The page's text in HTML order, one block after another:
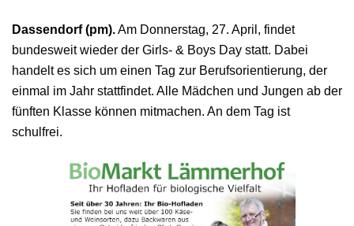
Dassendorf (pm).Am Donnerstag, 27. April, findet
bundesweit wieder der Girls- & Boys Day statt. Dabei
handelt es sich um einen Tag zur Berufsorientierung, der
einmal im Jahr stattfindet. Alle Mädchen und Jungen ab der
fünften Klasse können mitmachen. An dem Tag ist
schulfrei.